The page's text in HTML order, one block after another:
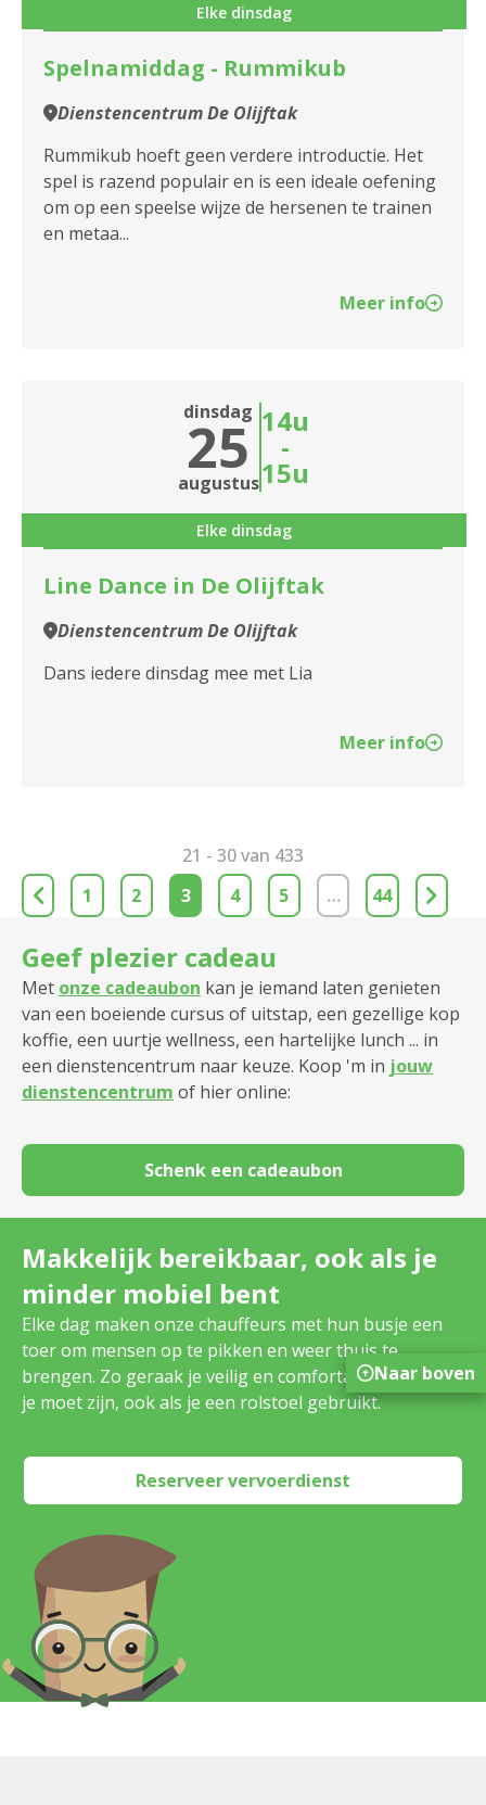
Elke dinsdag
Spelnamiddag - Rummikub
Dienstencentrum De Olijftak
Rummikub hoeft geen verdere introductie. Het
spel is razend populair en is een ideale oefening
om op een speelse wijze de hersenen te trainen
en metaa...
Meer info
dinsdag
25
augustus
14u
-
15u
Elke dinsdag
Line Dance in De Olijftak
Dienstencentrum De Olijftak
Dans iedere dinsdag mee met Lia
Meer info
21 - 30 van 433
1
2 3 4 5 … 44
Geef plezier cadeau
Met onze cadeaubon kan je iemand laten genieten
van een boeiende cursus of uitstap, een gezellige kop
koffie, een uurtje wellness, een hartelijke lunch ... in
een dienstencentrum naar keuze. Koop 'm in jouw
dienstencentrum of hier online:
Schenk een cadeaubon
Makkelijk bereikbaar, ook als je
minder mobiel bent
Elke dag maken onze chauffeurs met hun busje een
toer om mensen op te pikken en weer thuis te
brengen. Zo geraak je veilig en comfortabel waar
je moet zijn, ook als je een rolstoel gebruikt.
Reserveer vervoerdienst
Naar boven